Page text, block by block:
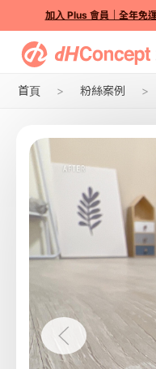
加入 Plus 會員｜全年免
首頁 粉絲案例